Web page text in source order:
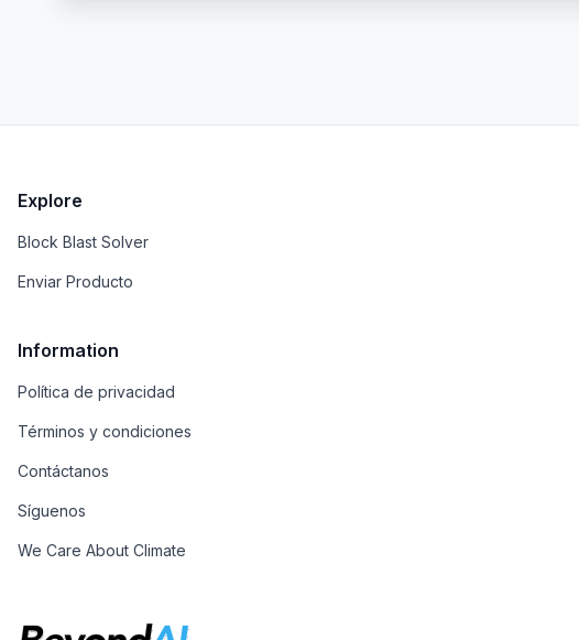
Explore
Block Blast Solver
Enviar Producto
Information
Política de privacidad
Términos y condiciones
Contáctanos
Síguenos
We Care About Climate